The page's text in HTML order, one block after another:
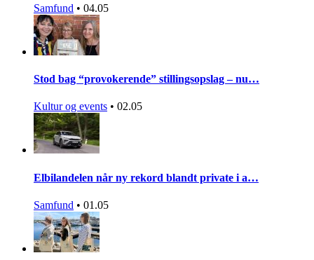
Samfund • 04.05
Stod bag “provokerende” stillingsopslag – nu…
Kultur og events • 02.05
Elbilandelen når ny rekord blandt private i a…
Samfund • 01.05